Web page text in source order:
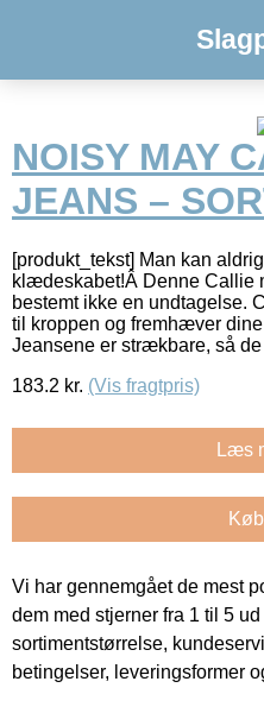
NOISY MAY
JEANS –
[produkt_tekst] Man kan
klædeskabet!Â Denne Callie
bestemt ikke en undtagelse.
til kroppen og fremhæver
Jeansene er strækbare, så
183.2 kr. (Vis fragtpris)
Læs
Vi har gennemgået de mest
dem med stjerner fra 1 til 5
sortimentstørrelse,
betingelser, leveringsformer